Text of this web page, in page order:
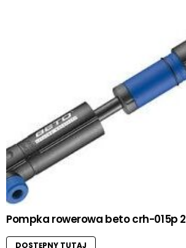
Pompka rowerowa beto crh-015p
DOSTĘPNY TUTAJ